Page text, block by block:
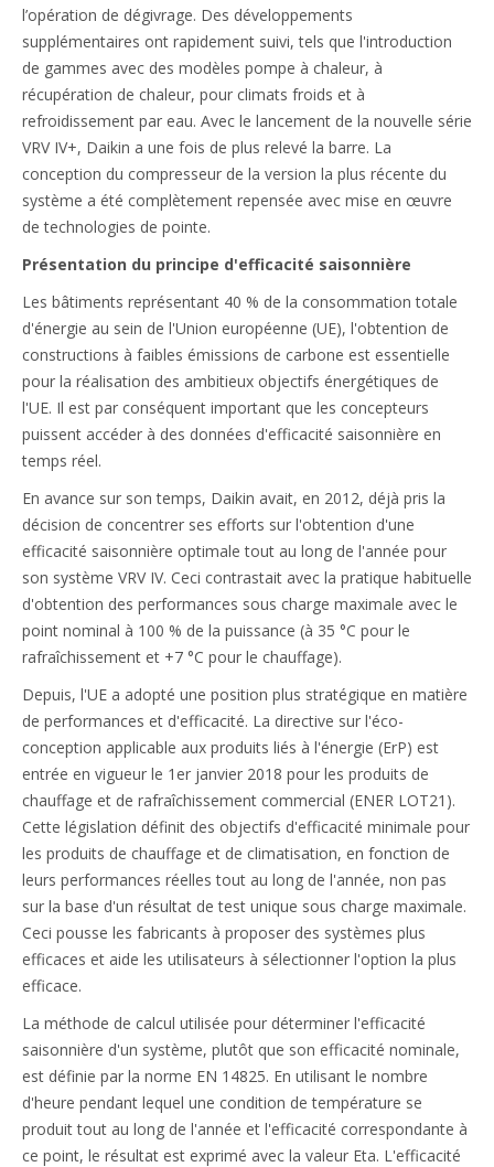
l’opération de dégivrage. Des développements
supplémentaires ont rapidement suivi, tels que l'introduction
de gammes avec des modèles pompe à chaleur, à
récupération de chaleur, pour climats froids et à
refroidissement par eau. Avec le lancement de la nouvelle série
VRV IV+, Daikin a une fois de plus relevé la barre. La
conception du compresseur de la version la plus récente du
système a été complètement repensée avec mise en œuvre
de technologies de pointe.
Présentation du principe d'efficacité saisonnière
Les bâtiments représentant 40 % de la consommation totale
d'énergie au sein de l'Union européenne (UE), l'obtention de
constructions à faibles émissions de carbone est essentielle
pour la réalisation des ambitieux objectifs énergétiques de
l'UE. Il est par conséquent important que les concepteurs
puissent accéder à des données d'efficacité saisonnière en
temps réel.
En avance sur son temps, Daikin avait, en 2012, déjà pris la
décision de concentrer ses efforts sur l'obtention d'une
efficacité saisonnière optimale tout au long de l'année pour
son système VRV IV. Ceci contrastait avec la pratique habituelle
d'obtention des performances sous charge maximale avec le
point nominal à 100 % de la puissance (à 35 °C pour le
rafraîchissement et +7 °C pour le chauffage).
Depuis, l'UE a adopté une position plus stratégique en matière
de performances et d'efficacité. La directive sur l'éco-
conception applicable aux produits liés à l'énergie (ErP) est
entrée en vigueur le 1er janvier 2018 pour les produits de
chauffage et de rafraîchissement commercial (ENER LOT21).
Cette législation définit des objectifs d'efficacité minimale pour
les produits de chauffage et de climatisation, en fonction de
leurs performances réelles tout au long de l'année, non pas
sur la base d'un résultat de test unique sous charge maximale.
Ceci pousse les fabricants à proposer des systèmes plus
efficaces et aide les utilisateurs à sélectionner l'option la plus
efficace.
La méthode de calcul utilisée pour déterminer l'efficacité
saisonnière d'un système, plutôt que son efficacité nominale,
est définie par la norme EN 14825. En utilisant le nombre
d'heure pendant lequel une condition de température se
produit tout au long de l'année et l'efficacité correspondante à
ce point, le résultat est exprimé avec la valeur Eta. L'efficacité